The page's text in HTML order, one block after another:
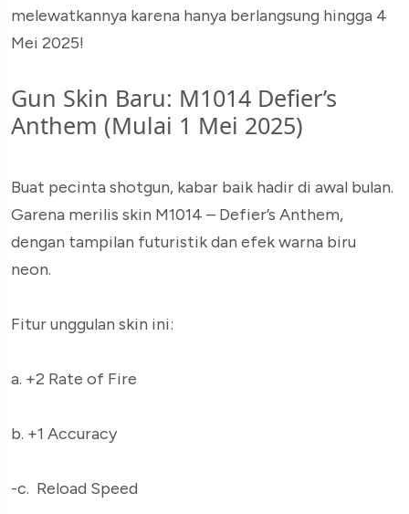
melewatkannya karena hanya berlangsung hingga 4
Mei 2025!
Gun Skin Baru: M1014 Defier’s
Anthem (Mulai 1 Mei 2025)
Buat pecinta shotgun, kabar baik hadir di awal bulan.
Garena merilis skin M1014 – Defier’s Anthem,
dengan tampilan futuristik dan efek warna biru
neon.
Fitur unggulan skin ini:
a. +2 Rate of Fire
b. +1 Accuracy
-c. Reload Speed